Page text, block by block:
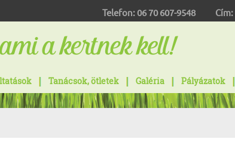
Telefon:06 70 607-9548 Cím:
Tanácsok, ötletek Galéria Pályázatok